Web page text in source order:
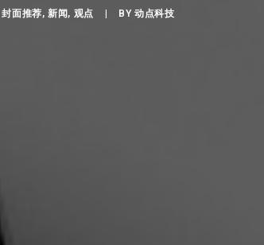
封面推荐,新闻 , 观点 BY动点科技